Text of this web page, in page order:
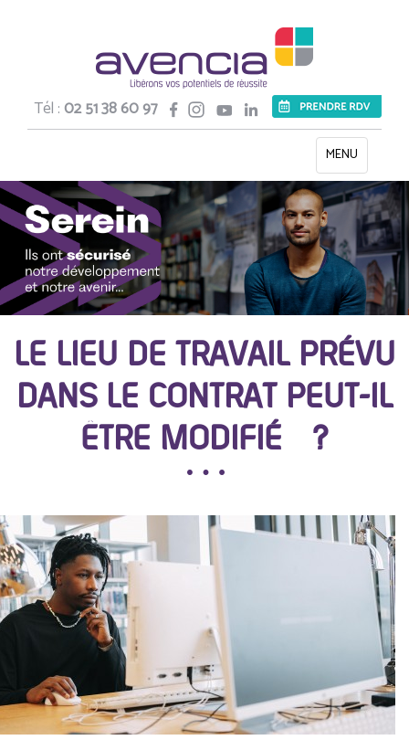
Tél :02 51 38 60 97
Toggle
navigation
MENU
LE LIEU DE TRAVAIL PRÉVU
DANS LE CONTRAT PEUT-IL
ÊTRE MODIFIÉ ?